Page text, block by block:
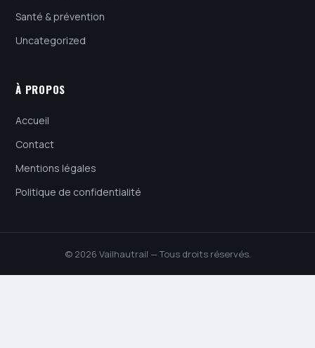
Santé & prévention
Uncategorized
À PROPOS
Accueil
Contact
Mentions légales
Politique de confidentialité
© 2026 Vailhautrail — Tous droits réservés.